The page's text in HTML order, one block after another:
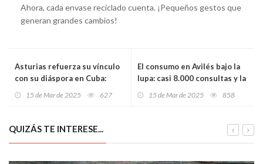
Ahora, cada envase reciclado cuenta. ¡Pequeños gestos que
generan grandes cambios!
Asturias refuerza su vínculo
con su diáspora en Cuba:
15 de Mar de 2025 627
El consumo en Avilés bajo la
lupa: casi 8.000 consultas y la
15 de Mar de 2025 858
QUIZÁS TE INTERESE...